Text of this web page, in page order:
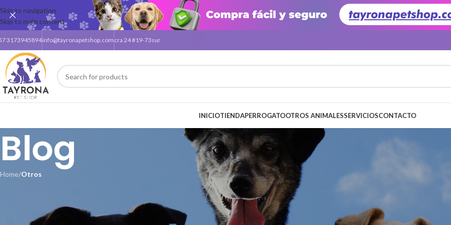
Skip to navigation
Skip to main content
3173945894info@tayronapetshop.com cra 24 #19-73sur
INICIOTIENDAPERROGATOOTROS ANIMALESSERVICIOSCONTACTO
Blog
Home/Otros